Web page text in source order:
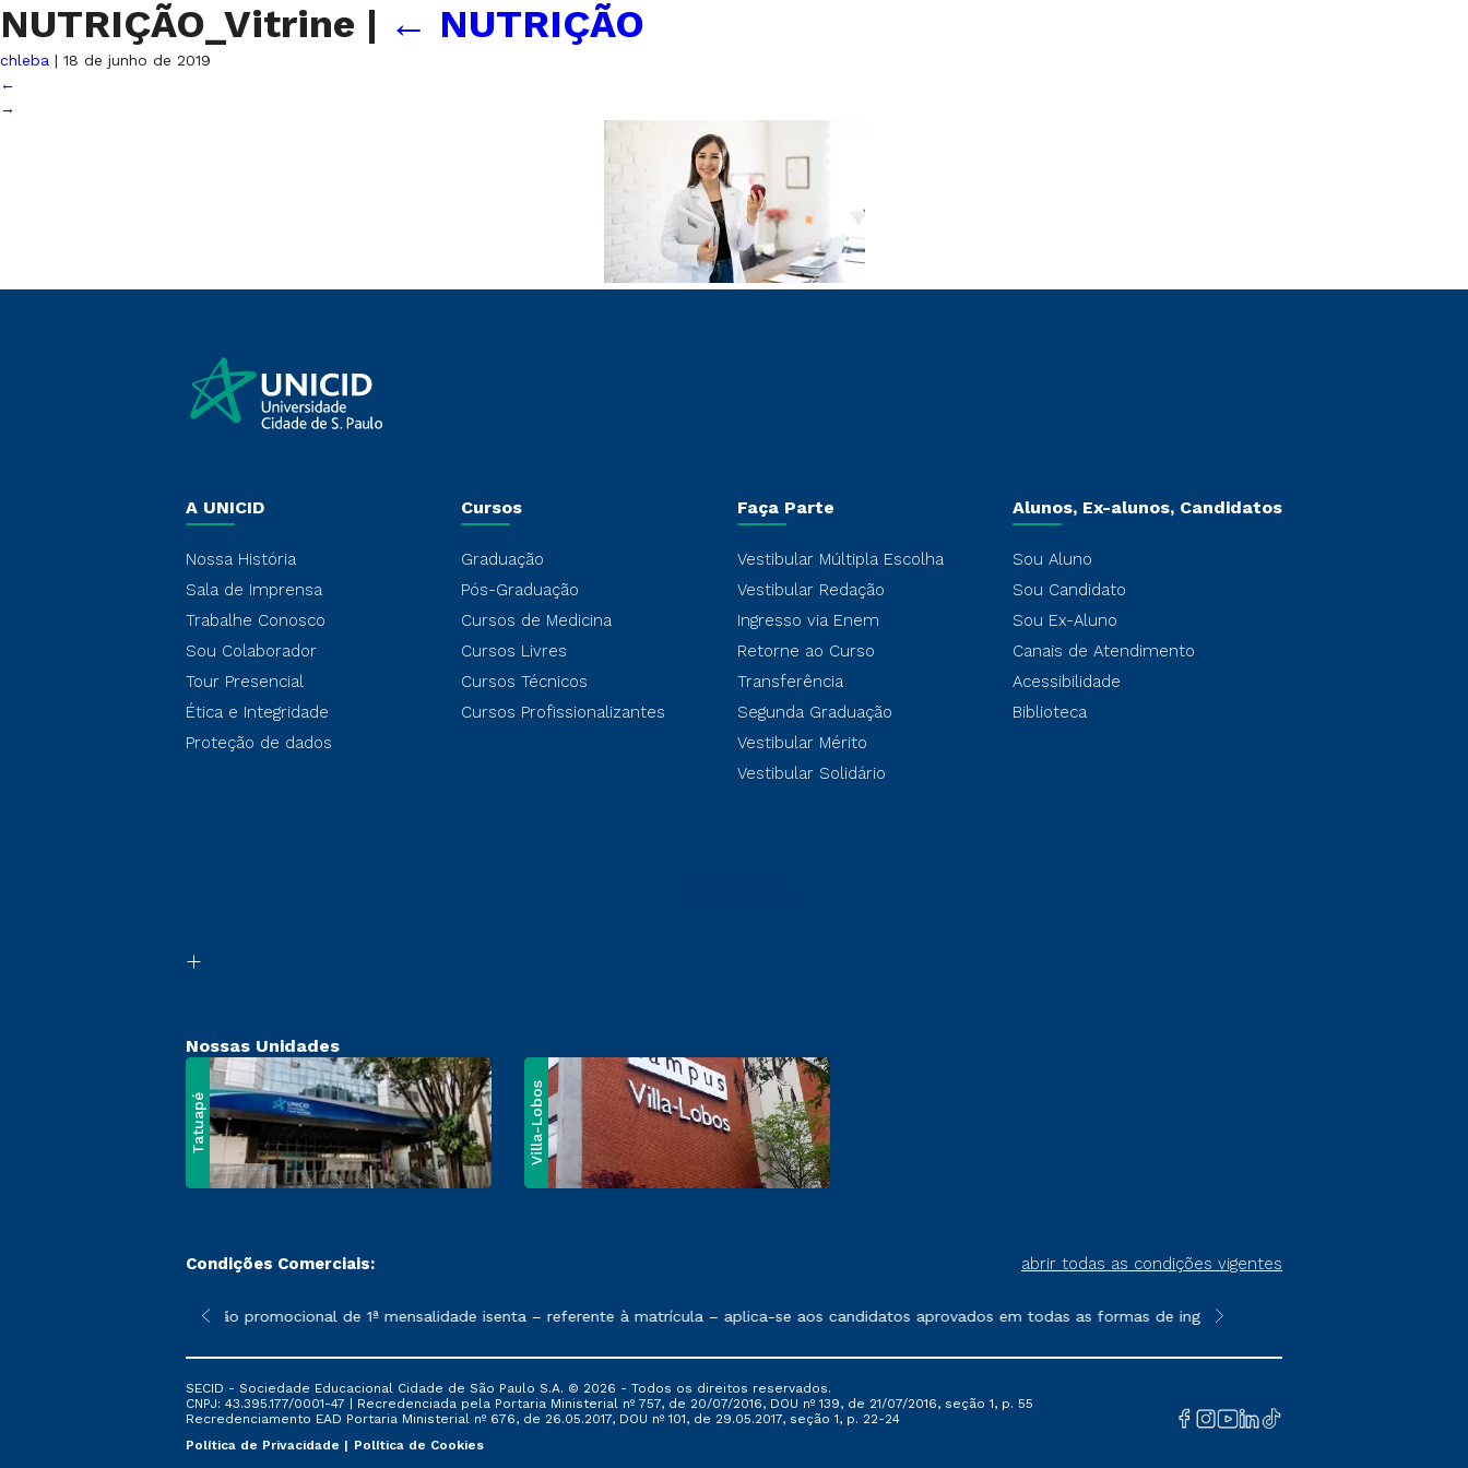
NUTRIÇÃO_Vitrine | ← NUTRIÇÃO
chleba | 18 de junho de 2019
←
→
A UNICID
Nossa História
Sala de Imprensa
Trabalhe Conosco
Sou Colaborador
Tour Presencial
Ética e Integridade
Proteção de dados
Cursos
Graduação
Pós-Graduação
Cursos de Medicina
Cursos Livres
Cursos Técnicos
Cursos Profissionalizantes
Faça Parte
Vestibular Múltipla Escolha
Vestibular Redação
Ingresso via Enem
Retorne ao Curso
Transferência
Segunda Graduação
Vestibular Mérito
Vestibular Solidário
Alunos, Ex-alunos, Candidatos
Sou Aluno
Sou Candidato
Sou Ex-Aluno
Canais de Atendimento
Acessibilidade
Biblioteca
Nossas Unidades
Tatuapé Villa-Lobos
Condições Comerciais: abrir todas as condições vigentes
sofrer alterações nos períodos de rematrícula conforme exposto no contrato de prestação de serviços
*A condição promocional de 1ª mensalidade isenta – referente à matrícula – aplica-se aos candidatos aprovados em todas as formas de ingresso, exceto na prova on-line
**Semipresencial é um formato do
SECID - Sociedade Educacional Cidade de São Paulo S.A. © 2026 - Todos os direitos reservados.
CNPJ: 43.395.177/0001-47 | Recredenciada pela Portaria Ministerial nº 757, de 20/07/2016, DOU nº 139, de 21/07/2016, seção 1, p. 55
Recredenciamento EAD Portaria Ministerial nº 676, de 26.05.2017, DOU nº 101, de 29.05.2017, seção 1, p. 22-24
Política de Privacidade
Política de Cookies